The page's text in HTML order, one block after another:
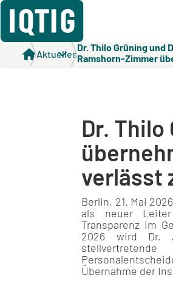
Aktuelles
Dr. Thilo Grüning und
Ramshorn-Zimmer
Dr.
verlässt
Berlin, 21. Mai
als neuer
Transparenz im
2026 wird Dr.
Übernahme der